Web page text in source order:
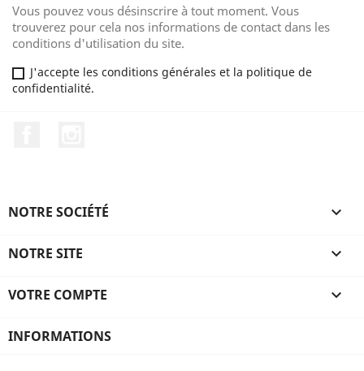
Vous pouvez vous désinscrire à tout moment. Vous
trouverez pour cela nos informations de contact dans les
conditions d'utilisation du site.
J'accepte les conditions générales et la politique de
confidentialité.
NOTRE SOCIÉTÉ 
NOTRE SITE 
VOTRE COMPTE 
INFORMATIONS